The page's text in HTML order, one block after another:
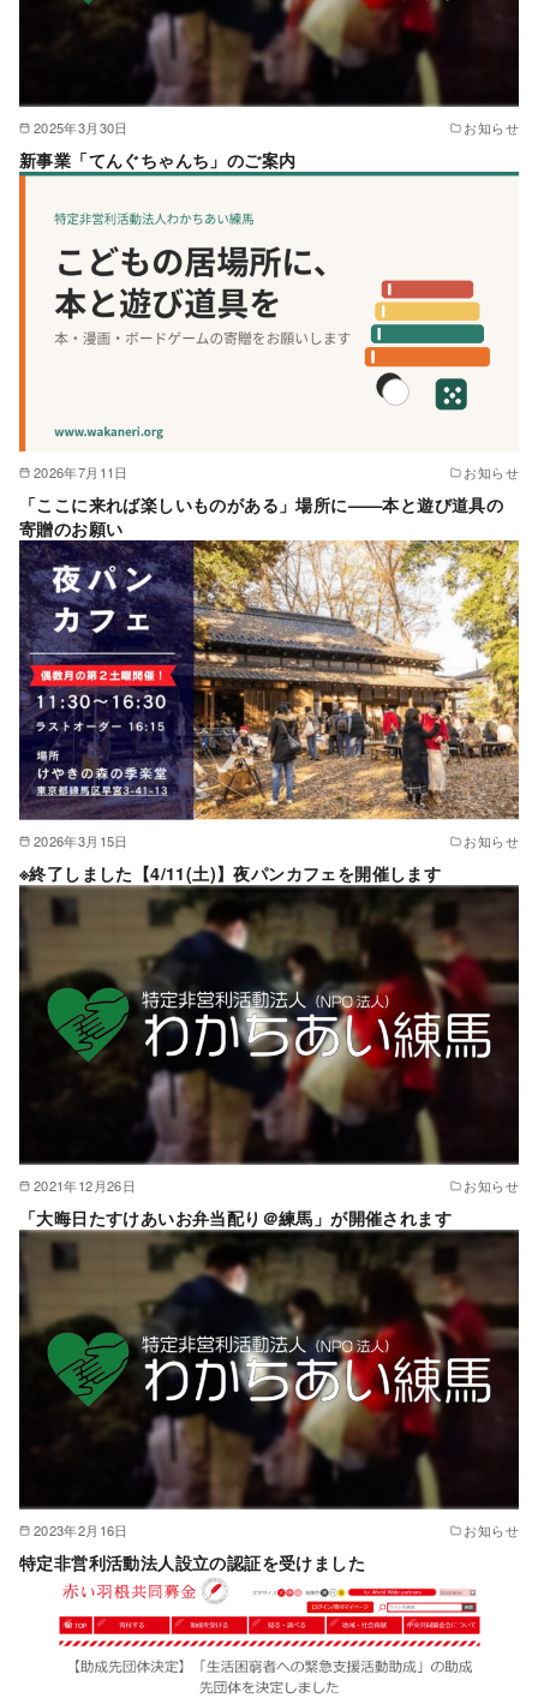
2025年3月30日 お知らせ
新事業「てんぐちゃんち」のご案内
2026年7月11日 お知らせ
「ここに来れば楽しいものがある」場所に——本と遊び道具の
寄贈のお願い
2026年3月15日 お知らせ
※終了しました【4/11(土)】夜パンカフェを開催します
2021年12月26日 お知らせ
「大晦日たすけあいお弁当配り＠練馬」が開催されます
2023年2月16日 お知らせ
特定非営利活動法人設立の認証を受けました